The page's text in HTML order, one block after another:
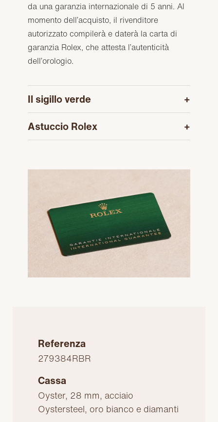
da una garanzia internazionale di 5 anni. Al
momento dell’acquisto, il rivenditore
autorizzato compilerà e daterà la carta di
garanzia Rolex, che attesta l’autenticità
dell’orologio.
Il sigillo verde
Astuccio Rolex
Referenza
279384RBR
Cassa
Oyster, 28 mm, acciaio
Oystersteel, oro bianco e diamanti